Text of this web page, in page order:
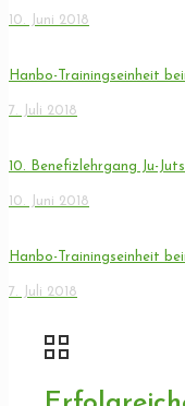
10. Juni 2018
Hanbo-Trainingseinheit
7. Juli 2018
10. Benefizlehrgang Ju-
10. Juni 2018
Hanbo-Trainingseinheit
7. Juli 2018